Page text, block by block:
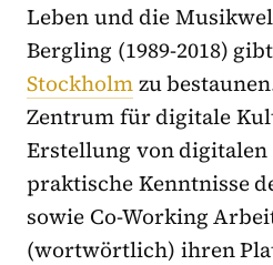
Leben und die
Bergling (1989-2018)
Stockholmzu
Zentrum für digitale
Erstellung von
praktische Kenntnisse
sowie Co-Working
(wortwörtlich) ihren